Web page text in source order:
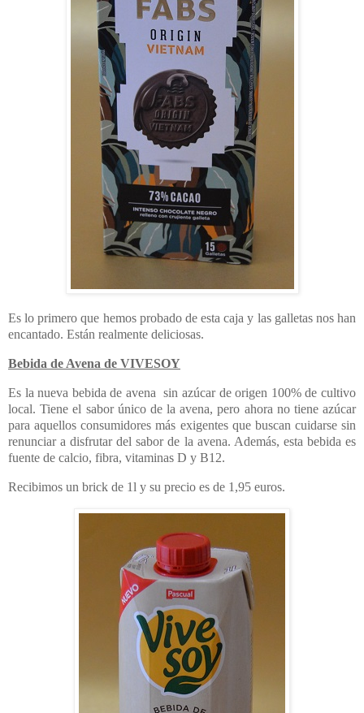
Es lo primero que hemos probado de esta caja y las galletas nos han
encantado. Están realmente deliciosas.
Bebida de Avena de VIVESOY
Es la nueva bebida de avena sin azúcar de origen 100% de cultivo
local. Tiene el sabor único de la avena, pero ahora no tiene azúcar
para aquellos consumidores más exigentes que buscan cuidarse sin
renunciar a disfrutar del sabor de la avena. Además, esta bebida es
fuente de calcio, fibra, vitaminas D y B12.
Recibimos un brick de 1l y su precio es de 1,95 euros.